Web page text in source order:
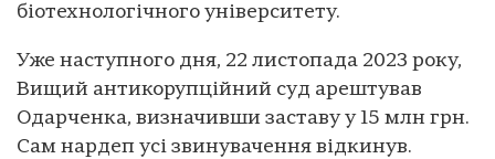
біотехнологічного університету.
Уже наступного дня, 22 листопада 2023 року,
Вищий антикорупційний суд арештував
Одарченка, визначивши заставу у 15 млн грн.
Сам нардеп усі звинувачення відкинув.